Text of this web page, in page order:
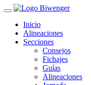
Inicio
Alineaciones
Secciones
Consejos
Fichajes
Guías
Alineaciones